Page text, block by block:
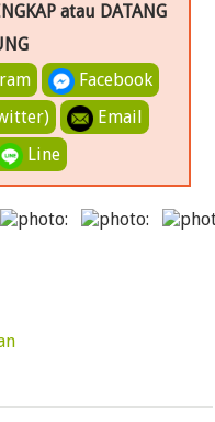
atau DATANG
Facebook
Email
Line